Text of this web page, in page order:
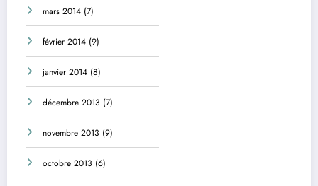
mars 2014 (7)
février 2014 (9)
janvier 2014 (8)
décembre 2013 (7)
novembre 2013 (9)
octobre 2013 (6)